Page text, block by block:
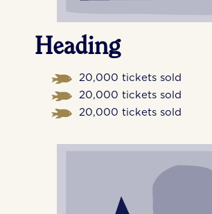
Heading
20,000 tickets sold
20,000 tickets sold
20,000 tickets sold